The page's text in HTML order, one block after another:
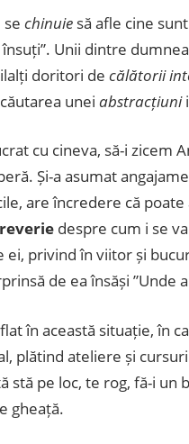
chinuiesă afle cine
Unii dintre
doritori de călătorii
unei abstracțiuni
cu cineva, să-i zicem
Și-a asumat
are încredere că
reveriedespre cum i se
ei, privind în viitor și
de ea însăși ”Unde
în această situație, în
plătind ateliere și
stă pe loc, te rog, fă-i un
gheață.